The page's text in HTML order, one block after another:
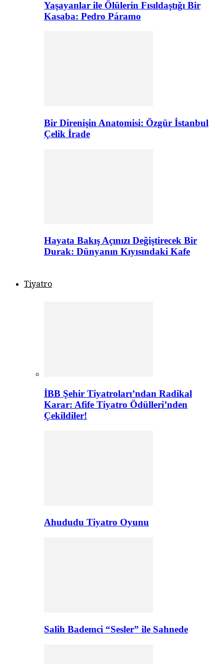
Yaşayanlar ile Ölülerin Fısıldaştığı Bir
Kasaba: Pedro Páramo
Bir Direnişin Anatomisi: Özgür İstanbul
Çelik İrade
Hayata Bakış Açınızı Değiştirecek Bir
Durak: Dünyanın Kıyısındaki Kafe
Tiyatro
İBB Şehir Tiyatroları’ndan Radikal
Karar: Afife Tiyatro Ödülleri’nden
Çekildiler!
Ahududu Tiyatro Oyunu
Salih Bademci “Sesler” ile Sahnede